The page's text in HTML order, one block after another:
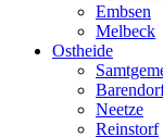
Embsen
Melbeck
Ostheide
Neetze
Reinstorf